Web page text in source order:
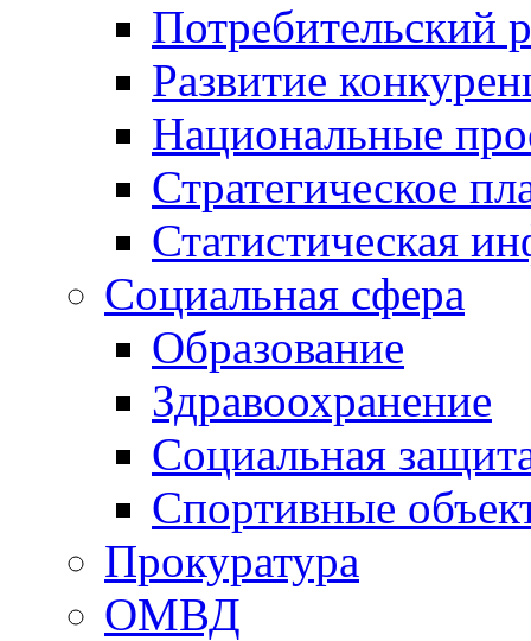
Потребительский
Развитие
Национальные
Стратегическое
Статистическая
Социальная сфера
Образование
Здравоохранение
Социальная
Спортивные
Прокуратура
ОМВД